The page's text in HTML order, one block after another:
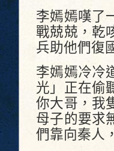
李嫣嫣嘆了
戰兢兢，乾
兵助他們復
李嫣嫣冷冷
光」正在偷
你大哥，我
母子的要求
們靠向秦人